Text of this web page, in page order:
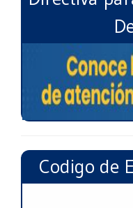
Codigo de